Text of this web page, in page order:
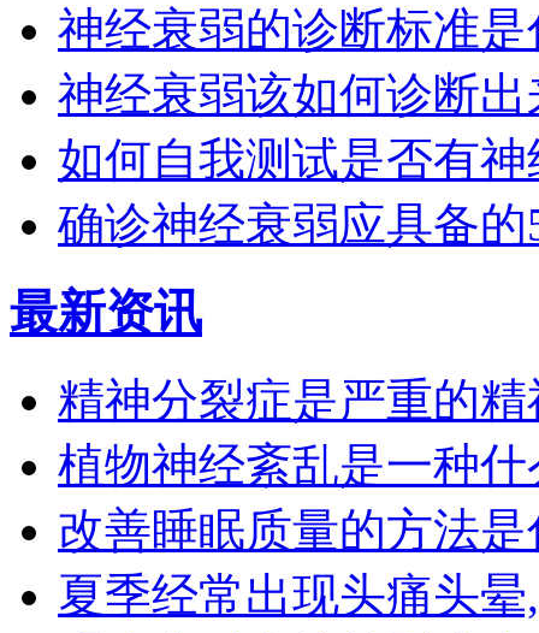
神经衰弱的诊断标准
神经衰弱该如何诊断出
如何自我测试是否有
确诊神经衰弱应具备
最新资讯
精神分裂症是严重的
植物神经紊乱是一种
改善睡眠质量的方法
夏季经常出现头痛头